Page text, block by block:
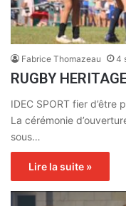
Fabrice Thomazeau 4
RUGBY
IDEC SPORT fier
La cérémonie
sous…
Lire la suite »